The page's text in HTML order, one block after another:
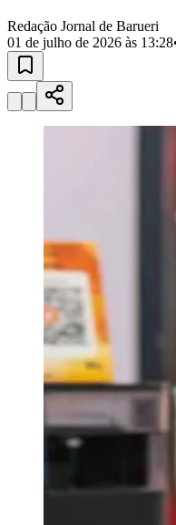
JubranBelvalBethavilleBoa
VistaCalifórnia Carapicuíba
Região
Militar
Califórnia Jardim dos Altos
Esperança Jardim Graziela
Recanto
do CondeVila Engenho Novo
Vila Porto
Para Sua Empresa
Anuncie no Portal
Guia de Empresas
Divulgar Vagas
Publicidade Legal
Negócios Regionais
Turismo
Segurança Regional
Hospitais Estaduais
Parques & Represas
Osasco
Redação Jornal de Barueri
01 de julho de 2026 às 13:28